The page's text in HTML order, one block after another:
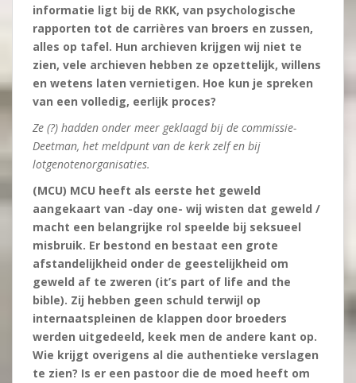
informatie ligt bij de RKK, van psychologische
rapporten tot de carrières van broers en zussen,
alles op tafel. Hun archieven krijgen wij niet te
zien, vele archieven hebben ze opzettelijk, willens
en wetens laten vernietigen. Hoe kun je spreken
van een volledig, eerlijk proces?
Ze (?) hadden onder meer geklaagd bij de commissie-
Deetman, het meldpunt van de kerk zelf en bij
lotgenotenorganisaties.
(MCU) MCU heeft als eerste het geweld
aangekaart van -day one- wij wisten dat geweld /
macht een belangrijke rol speelde bij seksueel
misbruik. Er bestond en bestaat een grote
afstandelijkheid onder de geestelijkheid om
geweld af te zweren (it’s part of life and the
bible). Zij hebben geen schuld terwijl op
internaatspleinen de klappen door broeders
werden uitgedeeld, keek men de andere kant op.
Wie krijgt overigens al die authentieke verslagen
te zien? Is er een pastoor die de moed heeft om